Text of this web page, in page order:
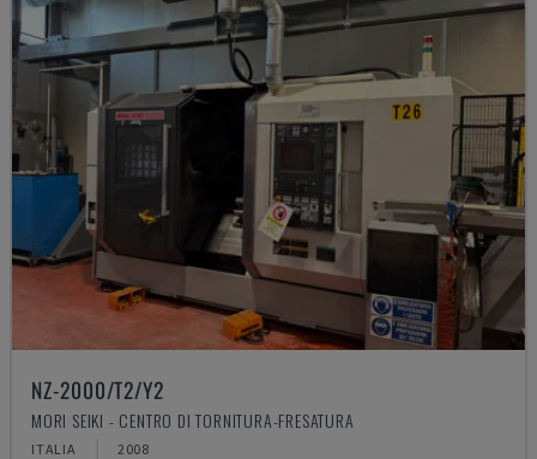
NZ-2000/T2/Y2
MORI SEIKI - CENTRO DI TORNITURA-FRESATURA
ITALIA 2008